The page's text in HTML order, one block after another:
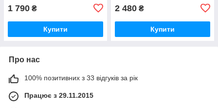
1 790 ₴
Купити
2 480 ₴
Купити
Про нас
100% позитивних з 33 відгуків за рік
Працює з 29.11.2015